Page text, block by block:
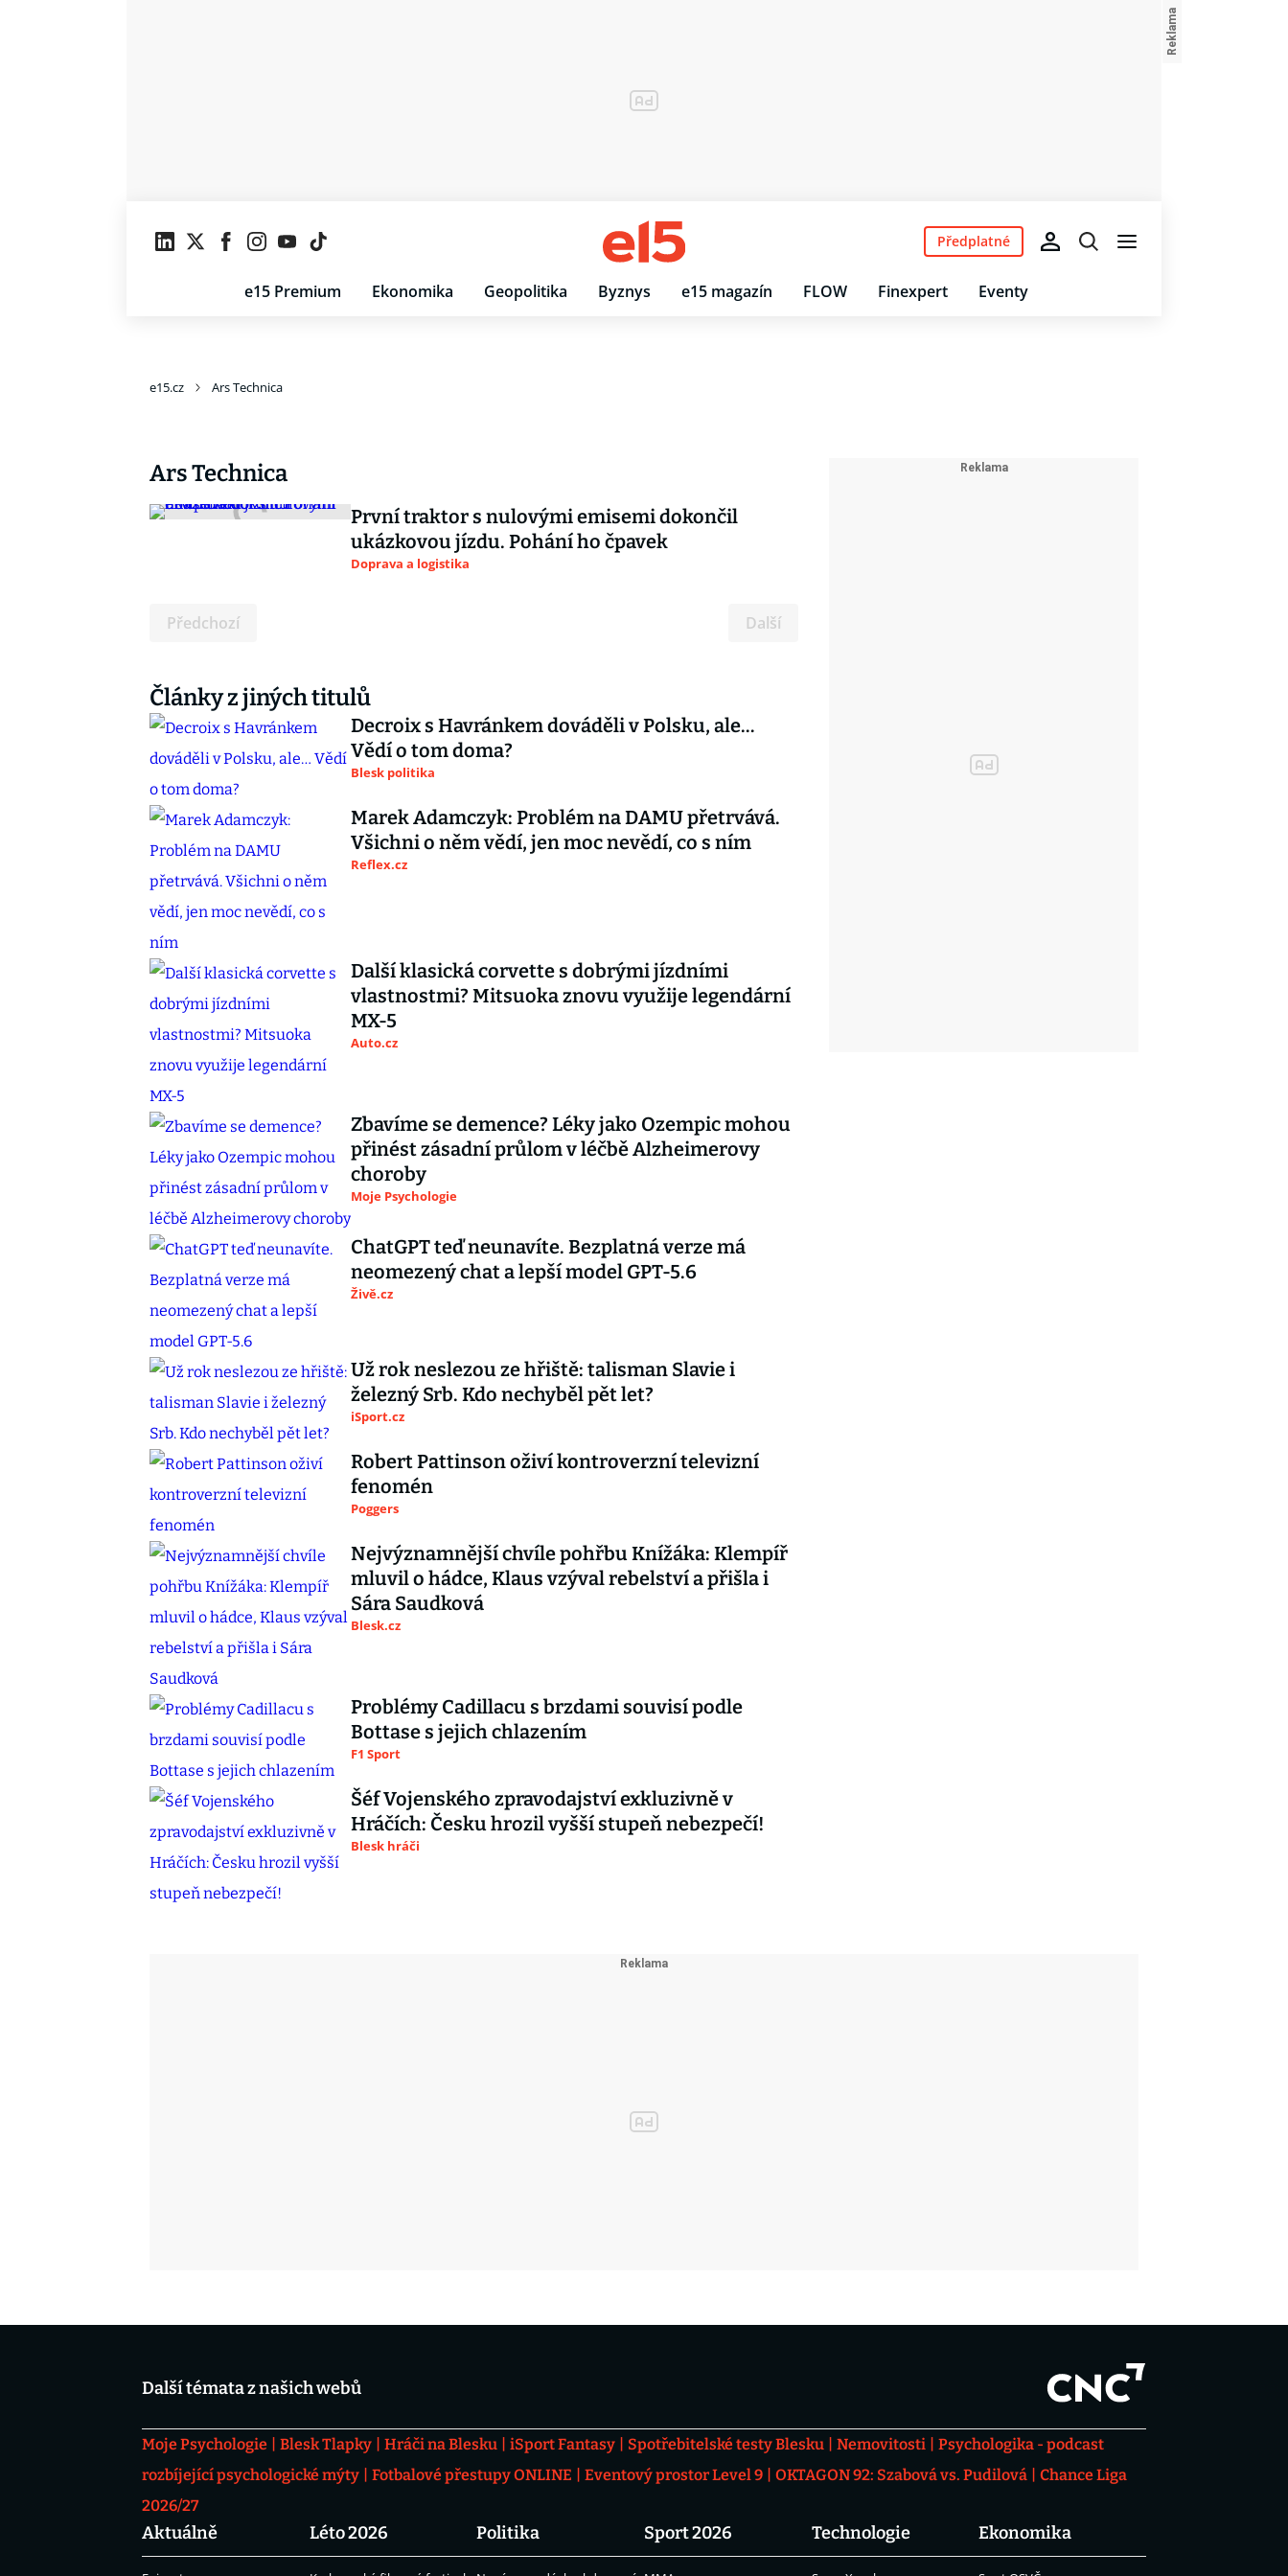
e15 Premium Ekonomika Geopolitika Byznys e15 magazín FLOW Finexpert Eventy
Předplatné
e15.cz Ars Technica
Ars Technica
První traktor s nulovými emisemi dokončil
ukázkovou jízdu. Pohání ho čpavek
Doprava a logistika
Předchozí Další
Články z jiných titulů
Decroix s Havránkem dováděli v Polsku, ale…
Vědí o tom doma?
Blesk politika
Marek Adamczyk: Problém na DAMU přetrvává.
Všichni o něm vědí, jen moc nevědí, co s ním
Reflex.cz
Další klasická corvette s dobrými jízdními
vlastnostmi? Mitsuoka znovu využije legendární
MX-5
Auto.cz
Zbavíme se demence? Léky jako Ozempic mohou
přinést zásadní průlom v léčbě Alzheimerovy
choroby
Moje Psychologie
ChatGPT teď neunavíte. Bezplatná verze má
neomezený chat a lepší model GPT-5.6
Živě.cz
Už rok neslezou ze hřiště: talisman Slavie i
železný Srb. Kdo nechyběl pět let?
iSport.cz
Robert Pattinson oživí kontroverzní televizní
fenomén
Poggers
Nejvýznamnější chvíle pohřbu Knížáka: Klempíř
mluvil o hádce, Klaus vzýval rebelství a přišla i
Sára Saudková
Blesk.cz
Problémy Cadillacu s brzdami souvisí podle
Bottase s jejich chlazením
F1 Sport
Šéf Vojenského zpravodajství exkluzivně v
Hráčích: Česku hrozil vyšší stupeň nebezpečí!
Blesk hráči
Další témata z našich webů
Moje Psychologie Blesk Tlapky Hráči na Blesku iSport Fantasy Spotřebitelské testy Blesku Nemovitosti
Psychologika - podcast
rozbíjející psychologické mýty
Fotbalové přestupy ONLINE Eventový prostor Level 9 OKTAGON 92: Szabová vs. Pudilová
Chance Liga
2026/27
Aktuálně Léto 2026 Politika Sport 2026 Technologie Ekonomika